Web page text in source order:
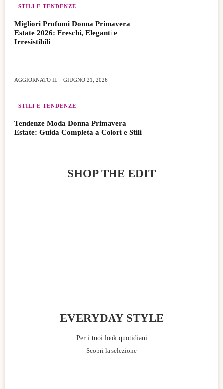
STILI E TENDENZE
Migliori Profumi Donna Primavera
Estate 2026: Freschi, Eleganti e
Irresistibili
AGGIORNATO IL GIUGNO 21, 2026
STILI E TENDENZE
Tendenze Moda Donna Primavera
Estate: Guida Completa a Colori e Stili
SHOP THE EDIT
EVERYDAY STYLE
Per i tuoi look quotidiani
Scopri la selezione